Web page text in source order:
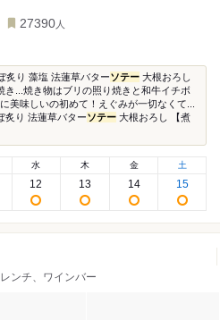
27390 人
炙り 藻塩 法蓮草バターソテー 大根おろし
き...焼き物はブリの照り焼きと和牛イチボ
美味しいの初めて！えぐみが一切なくて...
炙り 法蓮草バターソテー 大根おろし 【煮
水
12
木
13
金
14
土
15
ンチ、ワインバー